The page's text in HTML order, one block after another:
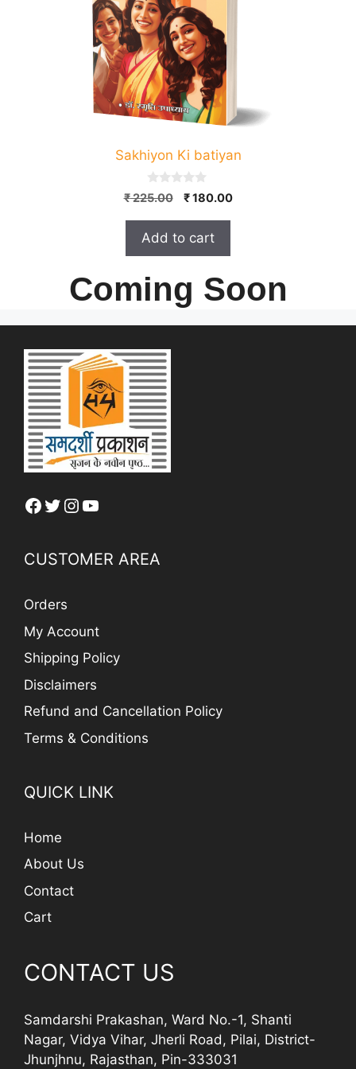
Sakhiyon Ki batiyan
0
o
o
5
₹225.00
Original
₹ 225.00.
₹180.00Current
Add to cart
Coming Soon
Facebook
Twitter
Instagram
YouTube
CUSTOMER AREA
Orders
My Account
Shipping Policy
Disclaimers
Refund and Cancellation Policy
Terms & Conditions
QUICK LINK
Home
About Us
Contact
Cart
CONTACT US
Samdarshi Prakashan, Ward No.-1, Shanti
Nagar, Vidya Vihar, Jherli Road, Pilai, District-
Jhunjhnu, Rajasthan, Pin-333031